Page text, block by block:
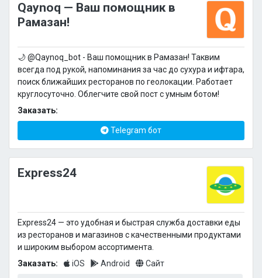
Qaynoq — Ваш помощник в
Рамазан!
🌙 @Qaynoq_bot - Ваш помощник в Рамазан! Таквим
всегда под рукой, напоминания за час до сухура и ифтара,
поиск ближайших ресторанов по геолокации. Работает
круглосуточно. Облегчите свой пост с умным ботом!
Заказать:
Telegram бот
Express24
Express24 — это удобная и быстрая служба доставки еды
из ресторанов и магазинов с качественными продуктами
и широким выбором ассортимента.
Заказать:
iOS Android Сайт